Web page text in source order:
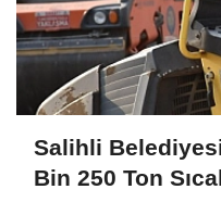
Salihli
Bin 250 Ton